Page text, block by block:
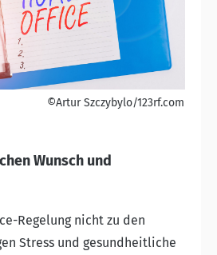
©Artur Szczybylo/123rf.com
Wunsch und
Regelung nicht zu den
Stress und gesundheitliche